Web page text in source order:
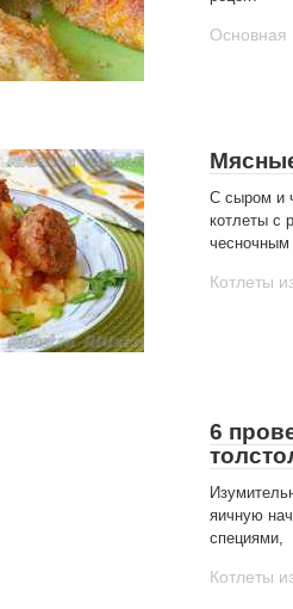
Основная
С сыром и
котлеты с
чесночным
Котлеты
6
яичную
специями,
Котлеты